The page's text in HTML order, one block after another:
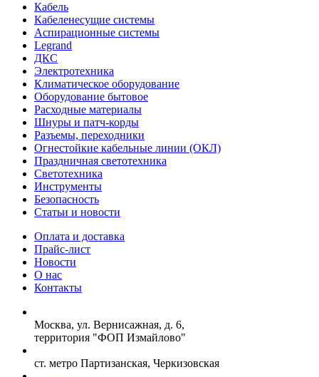
Кабель
Кабеленесущие системы
Аспирационные системы
Legrand
ДКС
Электротехника
Климатическое оборудование
Оборудование бытовое
Расходные материалы
Шнуры и патч-корды
Разъемы, переходники
Огнестойкие кабельные линии (ОКЛ)
Праздничная светотехника
Светотехника
Инструменты
Безопасность
Статьи и новости
Оплата и доставка
Прайс-лист
Новости
О нас
Контакты
Москва, ул. Вернисажная, д. 6,
территория "ФОП Измайлово"
ст. метро Партизанская, Черкизовская